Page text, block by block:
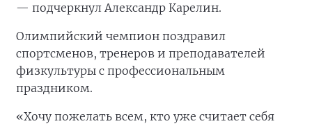
— подчеркнул Александр Карелин.
Олимпийский чемпион поздравил
спортсменов, тренеров и преподавателей
физкультуры с профессиональным
праздником.
«Хочу пожелать всем, кто уже считает себя